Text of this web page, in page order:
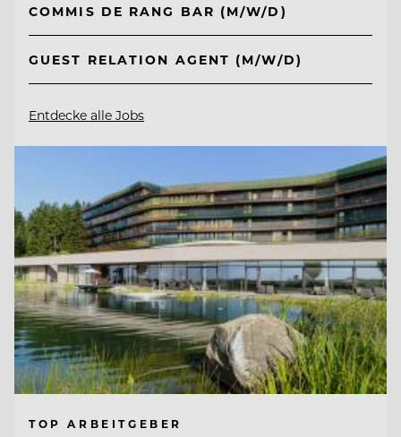
COMMIS DE RANG BAR (M/W/D)
GUEST RELATION AGENT (M/W/D)
Entdecke alle Jobs
TOP ARBEITGEBER